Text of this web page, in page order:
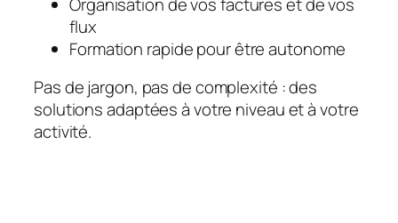
flux
Formation rapide pour être autonome
Pas de jargon, pas de complexité : des
solutions adaptées à votre niveau et à votre
activité.